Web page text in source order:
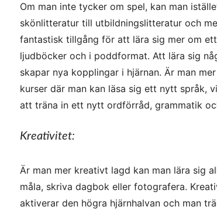
Om man inte tycker om spel, kan man
skönlitteratur till utbildningslitteratur och
fantastisk tillgång för att lära sig mer om
ljudböcker och i poddformat. Att lära sig
skapar nya kopplingar i hjärnan. Är man
kurser där man kan läsa sig ett nytt språk,
att träna in ett nytt ordförråd, grammatik
Kreativitet:
Är man mer kreativt lagd kan man lära sig
måla, skriva dagbok eller fotografera.
aktiverar den högra hjärnhalvan och man